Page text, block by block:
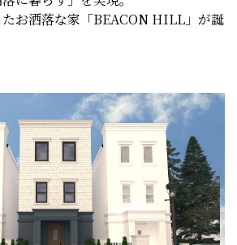
お洒落な家「BEACON HILL」が誕